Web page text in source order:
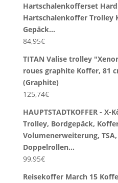
Hartschalenkofferset Hard
Hartschalenkoffer Trolley
Gepäck…
84,95€
TITAN Valise trolley
roues graphite Koffer, 81
(Graphite)
125,74€
HAUPTSTADTKOFFER -
Trolley, Bordgepäck,
Volumenerweiterung,
Doppelrollen…
99,95€
Reisekoffer March 15